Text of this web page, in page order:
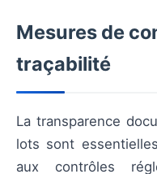
Mesures de
traçabilité
La transparence
lots sont
aux contrôles